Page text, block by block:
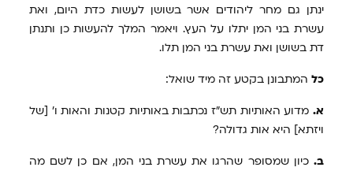
ינתן גם מחר ליהודים אשר בשושן לעשות כדת היום, ואת
עשרת בני המן יתלו על העץ. ויאמר המלך להעשות כן ותנתן
דת בשושן ואת עשרת בני המן תלו.
כל המתבונן בקטע זה מיד שואל:
א. מדוע האותיות תש"ז נכתבות באותיות קטנות והאות ו' [של
ויזתא] היא אות גדולה?
ב. כיון שמסופר שהרגו את עשרת בני המן, אם כן לשם מה